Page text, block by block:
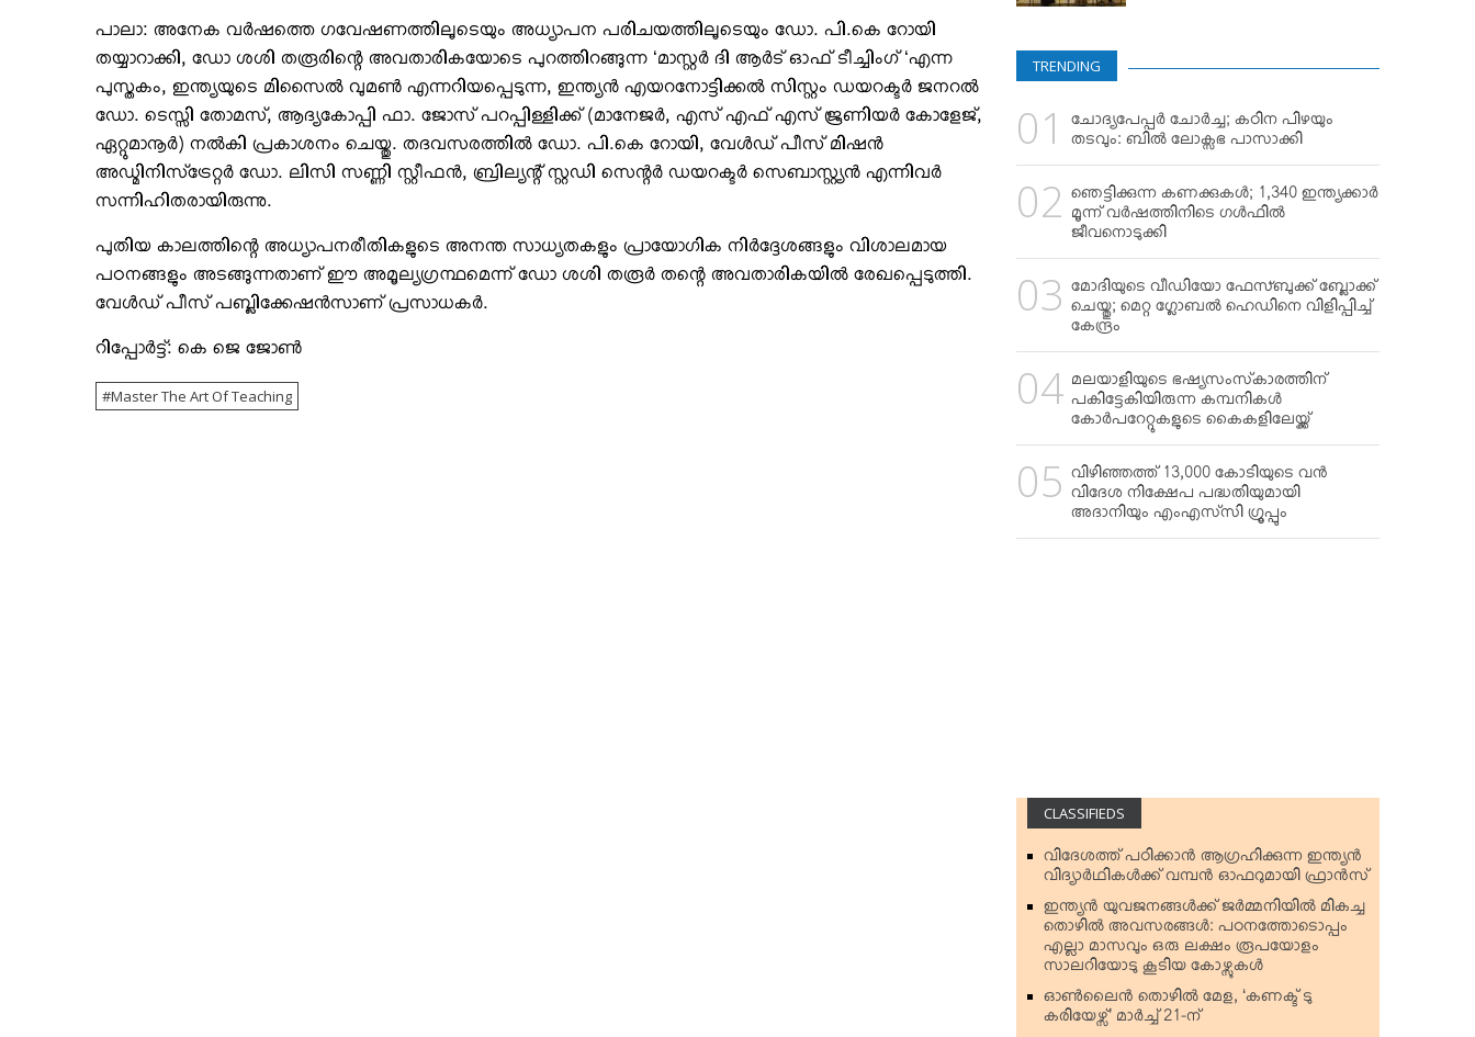
പാലാ: അനേക വര്‍ഷത്തെ ഗവേഷണത്തിലൂടെയും അധ്യാപന പരിചയത്തിലൂടെയും ഡോ. പി.കെ റോയി
തയ്യാറാക്കി, ഡോ ശശി തരൂരിന്റെ അവതാരികയോടെ പുറത്തിറങ്ങുന്ന ‘മാസ്റ്റര്‍ ദി ആര്‍ട് ഓഫ് ടീച്ചിംഗ് ‘എന്ന
പുസ്തകം, ഇന്ത്യയുടെ മിസൈല്‍ വുമണ്‍ എന്നറിയപ്പെടുന്ന, ഇന്ത്യന്‍ എയറനോട്ടിക്കല്‍ സിസ്റ്റം ഡയറക്ടര്‍ ജനറല്‍
ഡോ. ടെസ്സി തോമസ്, ആദ്യകോപ്പി ഫാ. ജോസ് പറപ്പിള്ളിക്ക് (മാനേജര്‍, എസ് എഫ് എസ് ജൂണിയര്‍ കോളേജ്,
ഏറ്റുമാനൂര്‍) നല്‍കി പ്രകാശനം ചെയ്തു. തദവസരത്തില്‍ ഡോ. പി.കെ റോയി, വേള്‍ഡ് പീസ് മിഷന്‍
അഡ്മിനിസ്‌ട്രേറ്റര്‍ ഡോ. ലിസി സണ്ണി സ്റ്റീഫന്‍, ബ്രില്യന്റ് സ്റ്റഡി സെന്റര്‍ ഡയറക്ടര്‍ സെബാസ്റ്റ്യന്‍ എന്നിവര്‍
സന്നിഹിതരായിരുന്നു.
പുതിയ കാലത്തിന്റെ അധ്യാപനരീതികളുടെ അനന്ത സാധ്യതകളും പ്രായോഗിക നിര്‍ദ്ദേശങ്ങളും വിശാലമായ
പഠനങ്ങളും അടങ്ങുന്നതാണ് ഈ അമൂല്യഗ്രന്ഥമെന്ന് ഡോ ശശി തരൂര്‍ തന്റെ അവതാരികയില്‍ രേഖപ്പെടുത്തി.
വേള്‍ഡ് പീസ് പബ്ലിക്കേഷന്‍സാണ് പ്രസാധകര്‍.
റിപ്പോര്‍ട്ട്: കെ ജെ ജോണ്‍
Master The Art Of Teaching
TRENDING
ചോദ്യപേപ്പര്‍ ചോര്‍ച്ച; കഠിന പിഴയും
തടവും: ബില്‍ ലോക്സഭ പാസാക്കി
ഞെട്ടിക്കുന്ന കണക്കുകള്‍; 1,340 ഇന്ത്യക്കാര്‍
മൂന്ന് വര്‍ഷത്തിനിടെ ഗള്‍ഫില്‍
ജീവനൊടുക്കി
മോദിയുടെ വീഡിയോ ഫേസ്ബുക്ക് ബ്ലോക്ക്
ചെയ്തു; മെറ്റ ഗ്ലോബല്‍ ഹെഡിനെ വിളിപ്പിച്ച്
കേന്ദ്രം
മലയാളിയുടെ ഭഷ്യസംസ്‌കാരത്തിന്
പകിട്ടേകിയിരുന്ന കമ്പനികള്‍
കോര്‍പറേറ്റുകളുടെ കൈകളിലേയ്ക്ക്
വിഴിഞ്ഞത്ത് 13,000 കോടിയുടെ വന്‍
വിദേശ നിക്ഷേപ പദ്ധതിയുമായി
അദാനിയും എംഎസ്‌സി ഗ്രൂപ്പും
CLASSIFIEDS
വിദേശത്ത് പഠിക്കാന്‍ ആഗ്രഹിക്കുന്ന ഇന്ത്യന്‍
വിദ്യാര്‍ഥികള്‍ക്ക് വമ്പന്‍ ഓഫറുമായി ഫ്രാന്‍സ്
ഇന്ത്യന്‍ യുവജനങ്ങള്‍ക്ക് ജര്‍മ്മനിയില്‍ മികച്ച
തൊഴില്‍ അവസരങ്ങള്‍: പഠനത്തോടൊപ്പം
എല്ലാ മാസവും ഒരു ലക്ഷം രൂപയോളം
സാലറിയോടു കൂടിയ കോഴ്സുകള്‍
ഓണ്‍ലൈന്‍ തൊഴില്‍ മേള, ‘കണക്ട് ടു
കരിയേഴ്സ്’ മാര്‍ച്ച് 21-ന്